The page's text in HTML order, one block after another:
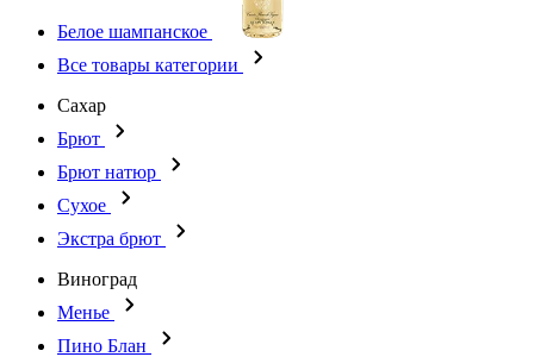
Белое шампанское
Все товары категории
Сахар
Брют
Брют натюр
Сухое
Экстра брют
Виноград
Менье
Пино Блан